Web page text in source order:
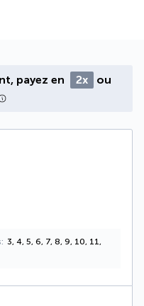
payez en 2x
ou
3, 4, 5, 6, 7, 8, 9, 10, 11,